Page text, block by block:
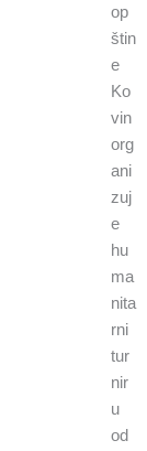
op
štin
e
Ko
vin
org
ani
zuj
e
hu
ma
nita
rni
tur
nir
u
od